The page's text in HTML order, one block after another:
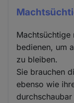
Machtsüchtige
bedienen, um
zu bleiben.
Sie brauchen
ebenso wie